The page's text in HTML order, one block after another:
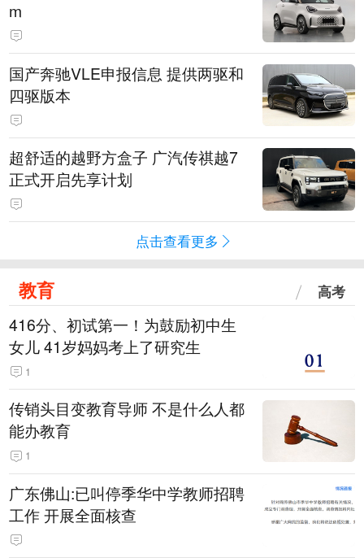
m
国产奔驰VLE申报信息 提供两驱和
四驱版本
超舒适的越野方盒子 广汽传祺越7
正式开启先享计划
点击查看更多
教育 高考
416分、初试第一！为鼓励初中生
女儿 41岁妈妈考上了研究生
1
传销头目变教育导师 不是什么人都
能办教育
1
广东佛山:已叫停季华中学教师招聘
工作 开展全面核查